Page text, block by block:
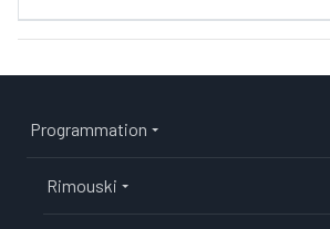
Programmation
Rimouski